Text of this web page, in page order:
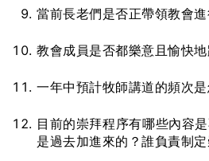
當前長老們是否正帶領教會進
教會成員是否都樂意且愉快
一年中預計牧師講道的頻次是
目前的崇拜程序有哪些內容
是過去加進來的？誰負責制定